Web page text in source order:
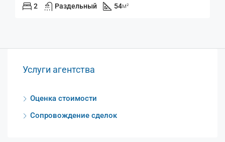
2 Раздельный 54м²
Услуги агентства
Оценка стоимости
Сопровождение сделок